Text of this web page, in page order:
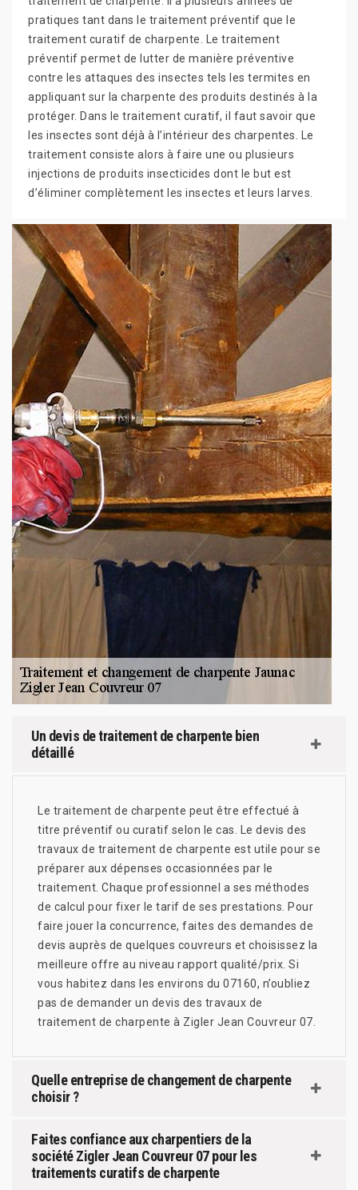
pratiques tant dans le traitement préventif que le
traitement curatif de charpente. Le traitement
préventif permet de lutter de manière préventive
contre les attaques des insectes tels les termites en
appliquant sur la charpente des produits destinés à la
protéger. Dans le traitement curatif, il faut savoir que
les insectes sont déjà à l’intérieur des charpentes. Le
traitement consiste alors à faire une ou plusieurs
injections de produits insecticides dont le but est
d’éliminer complètement les insectes et leurs larves.
Un devis de traitement de charpente bien
détaillé
Le traitement de charpente peut être effectué à
titre préventif ou curatif selon le cas. Le devis des
travaux de traitement de charpente est utile pour se
préparer aux dépenses occasionnées par le
traitement. Chaque professionnel a ses méthodes
de calcul pour fixer le tarif de ses prestations. Pour
faire jouer la concurrence, faites des demandes de
devis auprès de quelques couvreurs et choisissez la
meilleure offre au niveau rapport qualité/prix. Si
vous habitez dans les environs du 07160, n’oubliez
pas de demander un devis des travaux de
traitement de charpente à Zigler Jean Couvreur 07.
Quelle entreprise de changement de charpente
choisir ?
Faites confiance aux charpentiers de la
société Zigler Jean Couvreur 07 pour les
traitements curatifs de charpente